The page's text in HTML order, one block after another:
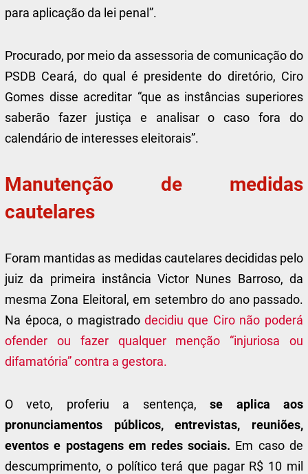
para aplicação da lei penal”.
Procurado, por meio da assessoria de comunicação do
PSDB Ceará, do qual é presidente do diretório, Ciro
Gomes disse acreditar “que as instâncias superiores
saberão fazer justiça e analisar o caso fora do
calendário de interesses eleitorais”.
Manutenção de medidas
cautelares
Foram mantidas as medidas cautelares decididas pelo
juiz da primeira instância Victor Nunes Barroso, da
mesma Zona Eleitoral, em setembro do ano passado.
Na época, o magistrado decidiu que Ciro não poderá
ofender ou fazer qualquer menção “injuriosa ou
difamatória” contra a gestora.
O veto, proferiu a sentença,se aplica aos
pronunciamentos públicos, entrevistas, reuniões,
eventos e postagens em redes sociais. Em caso de
descumprimento, o político terá que pagar R$ 10 mil